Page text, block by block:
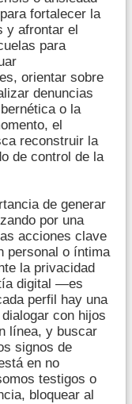
fortalecer la
y afrontar el
para
orientar sobre
denuncias
o la
el
reconstruir la
de control de la
de generar
por una
acciones clave
personal o íntima
la privacidad
digital —es
perfil hay una
con hijos
línea, y buscar
signos de
en no
testigos o
bloquear al